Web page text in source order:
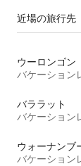
近場の旅行先
ウーロンゴン
バケーション
バララット
バケーション
ウォーナンブ
バケーション